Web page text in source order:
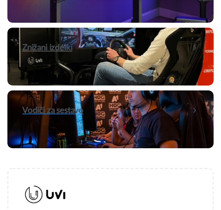
Znižani izdelki
Vodiči za sestavo